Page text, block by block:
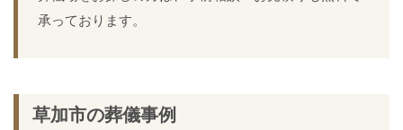
承っております。
草加市の葬儀事例